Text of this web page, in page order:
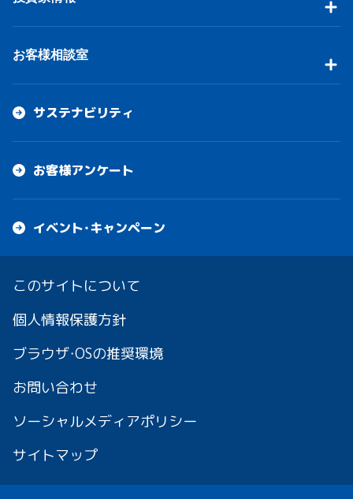
お客様相談室
サステナビリティ
お客様アンケート
イベント・キャンペーン
このサイトについて
個人情報保護方針
ブラウザ・OSの推奨環境
お問い合わせ
ソーシャルメディアポリシー
サイトマップ